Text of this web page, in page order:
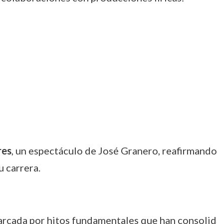
, un espectáculo de José Granero,
carrera.
por hitos fundamentales que han